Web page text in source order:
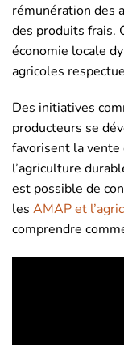
rémunération des
des produits frais.
économie locale
agricoles
Des initiatives
producteurs se
favorisent la
l’agriculture
est possible de
les AMAP et
comprendre